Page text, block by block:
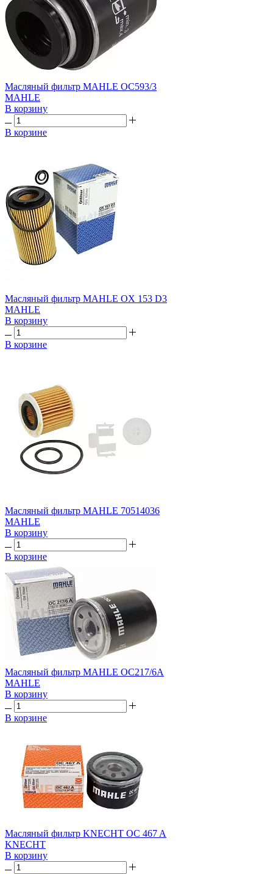
Масляный фильтр MAHLE OC593/3
MAHLE
В корзину
В корзине
Масляный фильтр MAHLE OX 153 D3
MAHLE
В корзину
В корзине
Масляный фильтр MAHLE 70514036
MAHLE
В корзину
В корзине
Масляный фильтр MAHLE OC217/6A
MAHLE
В корзину
В корзине
Масляный фильтр KNECHT OC 467 A
KNECHT
В корзину